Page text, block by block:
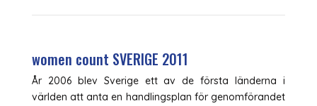
women count SVERIGE 2011
År 2006 blev Sverige ett av de första länderna i
världen att anta en handlingsplan för genomförandet